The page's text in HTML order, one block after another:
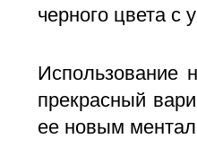
черного цвета с
Использование
прекрасный
ее новым